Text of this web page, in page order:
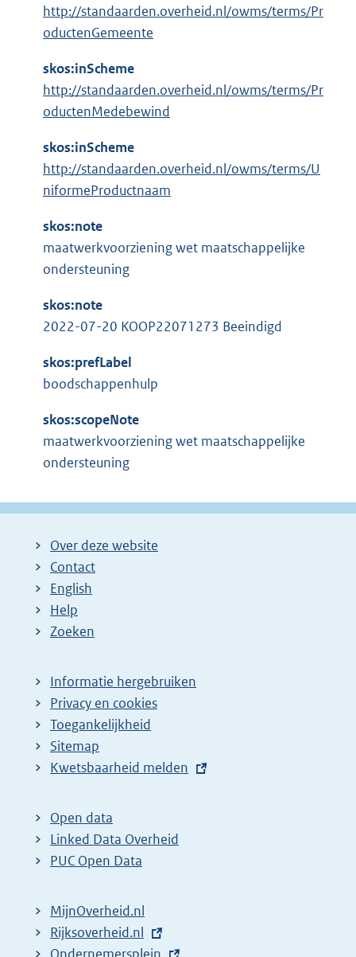
http://standaarden.overheid.nl/owms/terms/Pr
oductenGemeente
skos:inScheme
http://standaarden.overheid.nl/owms/terms/Pr
oductenMedebewind
skos:inScheme
http://standaarden.overheid.nl/owms/terms/U
niformeProductnaam
skos:note
maatwerkvoorziening wet maatschappelijke
ondersteuning
skos:note
2022-07-20 KOOP22071273 Beeindigd
skos:prefLabel
boodschappenhulp
skos:scopeNote
maatwerkvoorziening wet maatschappelijke
ondersteuning
Over deze website
Contact
English
Help
Zoeken
Informatie hergebruiken
Privacy en cookies
Toegankelijkheid
Sitemap
E
t
e
r
l
i
Kwetsbaarheid melden
Open data
Linked Data Overheid
PUC Open Data
MijnOverheid.nl
E
x
Rijksoverheid.nl
E
Ondernemersplein